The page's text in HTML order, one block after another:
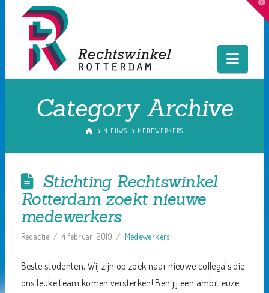
Category Archive
HOMENIEUWS MEDEWERKERS
Stichting Rechtswinkel
Rotterdam zoekt nieuwe
medewerkers
Redactie 4 februari 2019 Medewerkers
Beste studenten, Wij zijn op zoek naar nieuwe collega’s die
ons leuke team komen versterken! Ben jij een ambitieuze